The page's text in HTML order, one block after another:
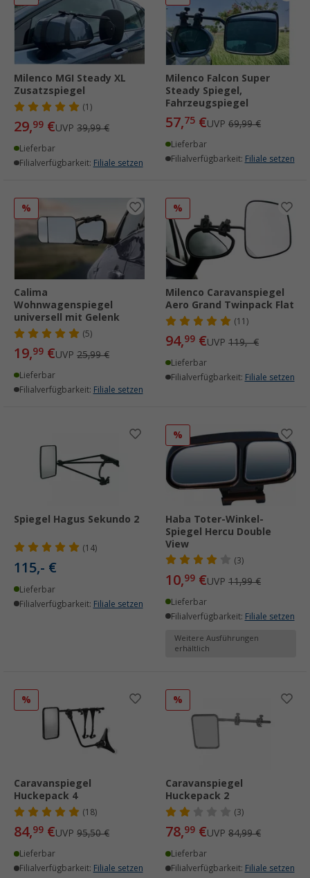
Milenco MGI Steady XL
Zusatzspiegel
(1)
29,99 €UVP 39,99 €
Lieferbar
Filialverfügbarkeit: Filiale setzen
Milenco Falcon Super
Steady Spiegel,
Fahrzeugspiegel
57,75 €UVP 69,99 €
Lieferbar
Filialverfügbarkeit: Filiale setzen
%
Calima
Wohnwagenspiegel
universell mit Gelenk
(5)
19,99 €UVP 25,99 €
Lieferbar
Filialverfügbarkeit: Filiale setzen
%
Milenco Caravanspiegel
Aero Grand Twinpack Flat
(11)
94,99 €UVP 119,- €
Lieferbar
Filialverfügbarkeit: Filiale setzen
Spiegel Hagus Sekundo 2
(14)
115,- €
Lieferbar
Filialverfügbarkeit: Filiale setzen
%
Haba Toter-Winkel-
Spiegel Hercu Double
View
(3)
10,99 €UVP 11,99 €
Lieferbar
Filialverfügbarkeit: Filiale setzen
Weitere Ausführungen
erhältlich
%
Caravanspiegel
Huckepack 4
(18)
84,99 €UVP 95,50 €
Lieferbar
Filialverfügbarkeit: Filiale setzen
%
Caravanspiegel
Huckepack 2
(3)
78,99 €UVP 84,99 €
Lieferbar
Filialverfügbarkeit: Filiale setzen